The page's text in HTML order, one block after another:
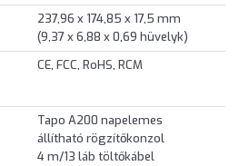
237,96 x 174,85 x 17,5 mm
(9,37 x 6,88 x 0,69 hüvelyk)
CE, FCC, RoHS, RCM
Tapo A200 napelemes
állítható rögzítőkonzol
4 m/13 láb töltőkábel